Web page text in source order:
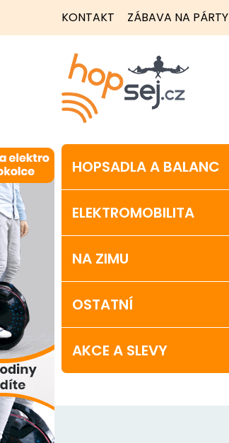
KONTAKT ZÁBAVA NA PÁRTY
HOPSADLA A BALANC
ELEKTROMOBILITA
NA ZIMU
OSTATNÍ
AKCE A SLEVY